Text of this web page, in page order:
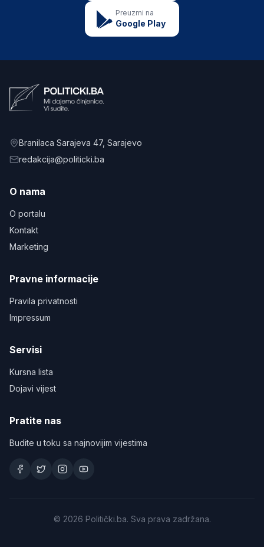
Preuzmi na
Google Play
Branilaca Sarajeva 47, Sarajevo
redakcija@politicki.ba
O nama
O portalu
Kontakt
Marketing
Pravne informacije
Pravila privatnosti
Impressum
Servisi
Kursna lista
Dojavi vijest
Pratite nas
Budite u toku sa najnovijim vijestima
© 2026 Politički.ba. Sva prava zadržana.